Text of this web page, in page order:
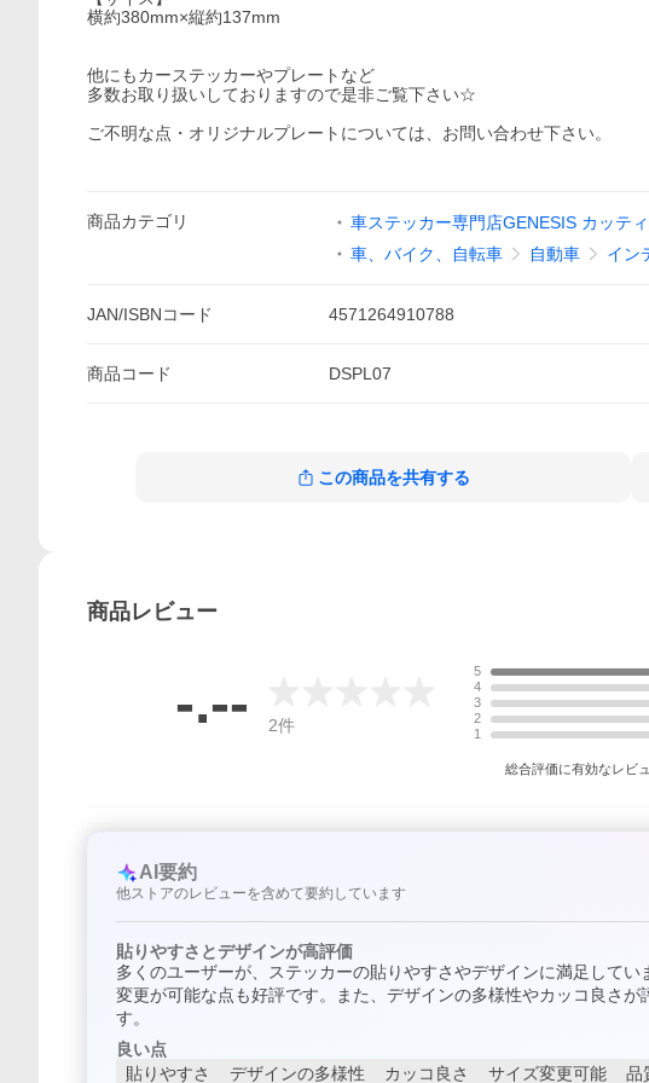
横約380mm×縦約137mm
他にもカーステッカーやプレートなど
多数お取り扱いしておりますので是非ご覧下さい☆
ご不明な点・オリジナルプレートについては、お問い合わせ下さい。
商品カテゴリ 車ステッカー専門店GENESIS カッテ
車、バイク、自転車
自動車 イン
JAN/ISBNコード 4571264910788
商品コード DSPL07
この商品を共有する
商品レビュー
-.-- 2件
5
4
3
2
1
総合評価に有効なレビ
AI要約
他ストアのレビューを含めて要約しています
貼りやすさとデザインが高評価
多くのユーザーが、ステッカーの貼りやすさやデザインに満足して
変更が可能な点も好評です。また、デザインの多様性やカッコ良さ
す。
良い点
貼りやすさ
デザインの多様性 カッコ良さ サイズ変更可能 品